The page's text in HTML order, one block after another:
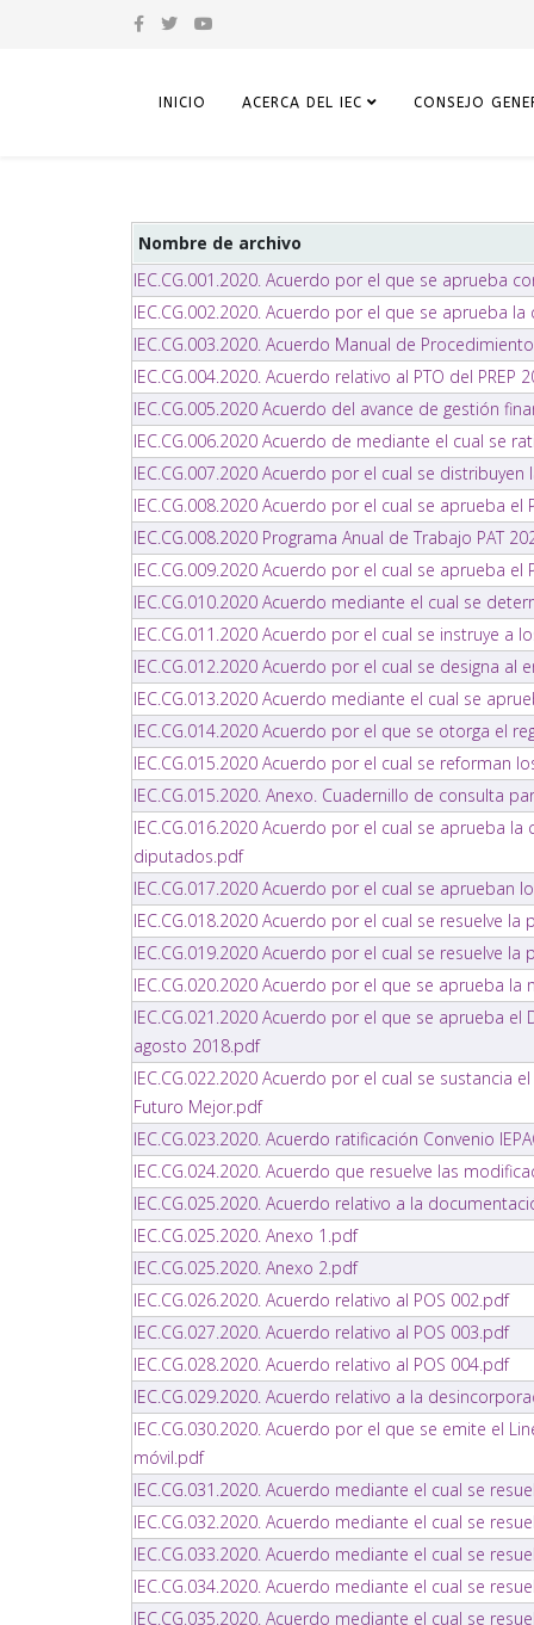
INICIO ACERCA DEL IEC CONSEJO
Nombre de archivo
IEC.CG.001.2020. Acuerdo por el que se aprueba
IEC.CG.002.2020. Acuerdo por el que se aprueba
IEC.CG.003.2020. Acuerdo Manual de
IEC.CG.004.2020. Acuerdo relativo al PTO del PREP
IEC.CG.005.2020 Acuerdo del avance de gestión
IEC.CG.006.2020 Acuerdo de mediante el cual se
IEC.CG.007.2020 Acuerdo por el cual se
IEC.CG.008.2020 Acuerdo por el cual se aprueba
IEC.CG.008.2020 Programa Anual de Trabajo PAT
IEC.CG.009.2020 Acuerdo por el cual se aprueba
IEC.CG.010.2020 Acuerdo mediante el cual se
IEC.CG.011.2020 Acuerdo por el cual se instruye a
IEC.CG.012.2020 Acuerdo por el cual se designa al
IEC.CG.013.2020 Acuerdo mediante el cual se
IEC.CG.014.2020 Acuerdo por el que se otorga el
IEC.CG.015.2020 Acuerdo por el cual se reforman
IEC.CG.015.2020. Anexo. Cuadernillo de consulta
IEC.CG.016.2020 Acuerdo por el cual se aprueba
diputados.pdf
IEC.CG.017.2020 Acuerdo por el cual se
IEC.CG.018.2020 Acuerdo por el cual se resuelve
IEC.CG.019.2020 Acuerdo por el cual se resuelve
IEC.CG.020.2020 Acuerdo por el que se aprueba
IEC.CG.021.2020 Acuerdo por el que se aprueba
agosto 2018.pdf
IEC.CG.022.2020 Acuerdo por el cual se
Futuro Mejor.pdf
IEC.CG.023.2020. Acuerdo ratificación Convenio
IEC.CG.024.2020. Acuerdo que resuelve las
IEC.CG.025.2020. Acuerdo relativo a la
IEC.CG.025.2020. Anexo 1.pdf
IEC.CG.025.2020. Anexo 2.pdf
IEC.CG.026.2020. Acuerdo relativo al POS 002.pdf
IEC.CG.027.2020. Acuerdo relativo al POS 003.pdf
IEC.CG.028.2020. Acuerdo relativo al POS 004.pdf
IEC.CG.029.2020. Acuerdo relativo a la
IEC.CG.030.2020. Acuerdo por el que se emite el
móvil.pdf
IEC.CG.031.2020. Acuerdo mediante el cual se
IEC.CG.032.2020. Acuerdo mediante el cual se
IEC.CG.033.2020. Acuerdo mediante el cual se
IEC.CG.034.2020. Acuerdo mediante el cual se
IEC.CG.035.2020. Acuerdo mediante el cual se